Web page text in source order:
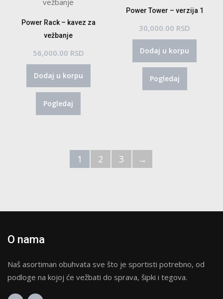
Power Rack – kavez za
vežbanje
56,000.00 RSD
Dodaj u korpu
Pogledaj
Power Tower – verzija 1
30,000.00 RSD
Dodaj u korpu
Pogledaj
1 2 3 →
O nama
Naš asortiman obuhvata sve što je sportisti potrebno, od
podloge na kojoj će vežbati do sprava, šipki i tegova.